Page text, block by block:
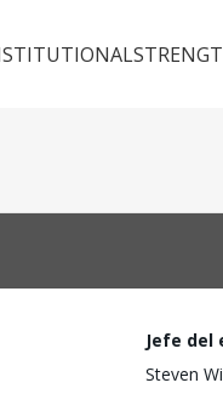
Jefe del
Steven